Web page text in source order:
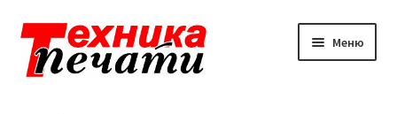
Перейти
навигации
Перейти
содержимому
Меню